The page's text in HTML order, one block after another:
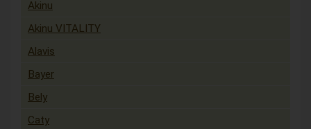
Akinu
Akinu VITALITY
Alavis
Bayer
Bely
Caty